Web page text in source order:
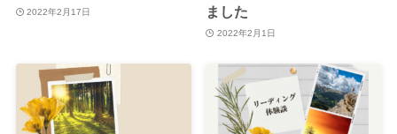
2022年2月17日
ました
2022年2月1日